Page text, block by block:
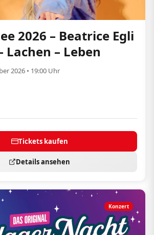
2026 – Beatrice Egli
Lachen – Leben
2026 • 19:00 Uhr
Tickets kaufen
Details ansehen
Konzert